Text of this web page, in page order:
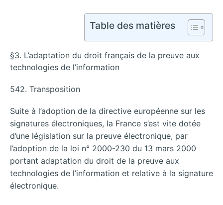
Table des matières
§3. L’adaptation du droit français de la preuve aux
technologies de l’information
542. Transposition
Suite à l’adoption de la directive européenne sur les
signatures électroniques, la France s’est vite dotée
d’une législation sur la preuve électronique, par
l’adoption de la loi n° 2000-230 du 13 mars 2000
portant adaptation du droit de la preuve aux
technologies de l’information et relative à la signature
électronique.